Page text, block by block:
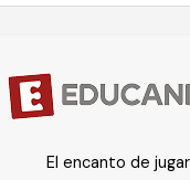
El encanto de jugar